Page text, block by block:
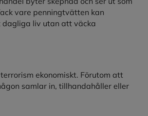
vare penningtvätten kan
dagliga liv utan att väcka
ekonomiskt. Förutom att
samlar in, tillhandahåller eller